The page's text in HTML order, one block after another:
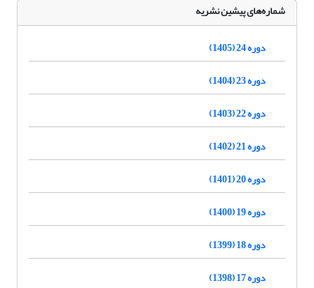
شماره‌های پیشین نشریه
دوره 24 (1405)
دوره 23 (1404)
دوره 22 (1403)
دوره 21 (1402)
دوره 20 (1401)
دوره 19 (1400)
دوره 18 (1399)
دوره 17 (1398)